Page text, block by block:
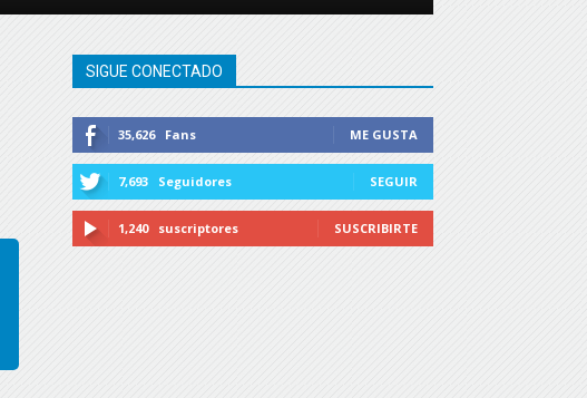
SIGUE CONECTADO
35,626 Fans ME GUSTA
7,693 Seguidores SEGUIR
1,240 suscriptores SUSCRIBIRTE